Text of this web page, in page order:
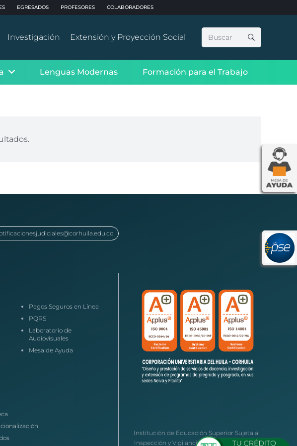
EGRESADOS PROFESORES COLABORADORES
Investigación Extensión y Proyección Social Buscar:
Lenguas Modernas Formación para el Trabajo
Pagos Seguros en Línea
PQRS
Laboratorio de
Audiovisuales
Mesa de Ayuda
Institución de Educación Superior Sujeta a
Inspección y Vigilancia por el Ministerio de